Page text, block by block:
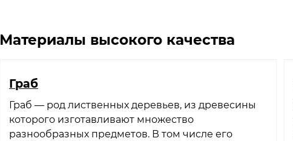
Материалы высокого качества
Граб
Граб — род лиственных деревьев, из древесины
которого изготавливают множество
разнообразных предметов. В том числе его